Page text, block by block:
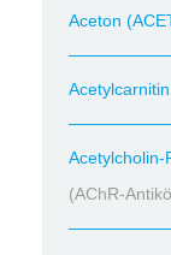
Aceton
Acetylcholin-
(AChR-